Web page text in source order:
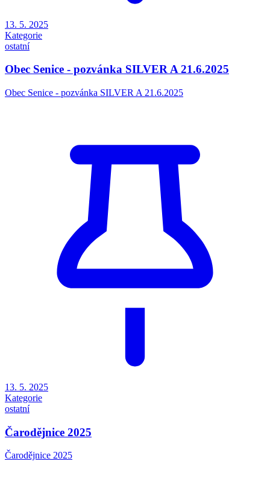
13. 5. 2025
Kategorie
ostatní
Obec Senice - pozvánka SILVER A 21.6.2025
Obec Senice - pozvánka SILVER A 21.6.2025
13. 5. 2025
Kategorie
ostatní
Čarodějnice 2025
Čarodějnice 2025